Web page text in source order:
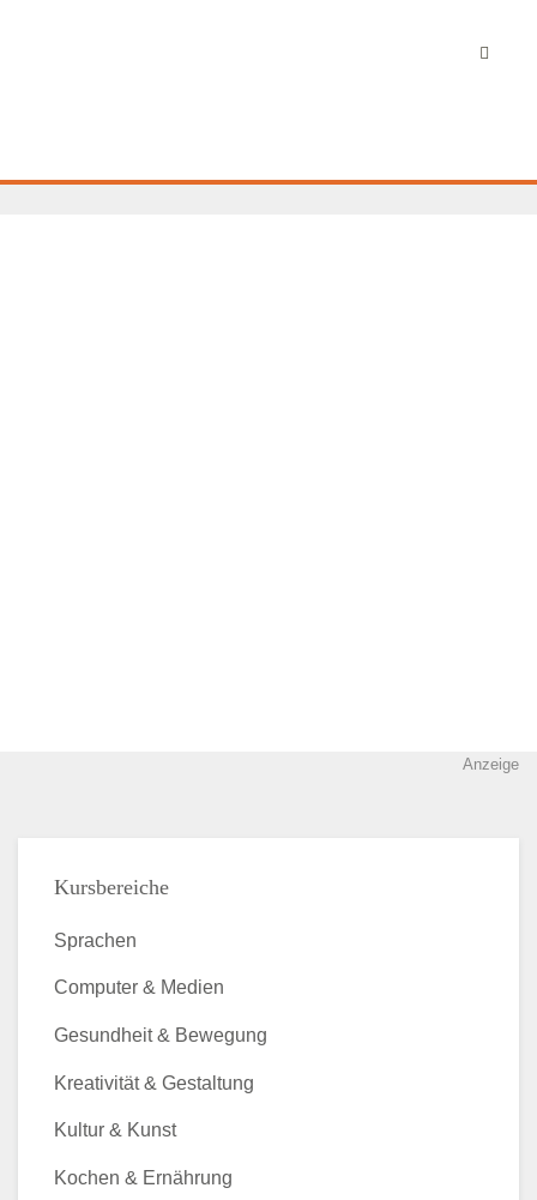
Anzeige
Kursbereiche
Sprachen
Computer & Medien
Gesundheit & Bewegung
Kreativität & Gestaltung
Kultur & Kunst
Kochen & Ernährung